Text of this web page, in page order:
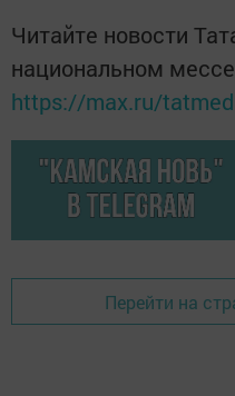
Читайте новости
национальном
https://max.ru/
Перейти на